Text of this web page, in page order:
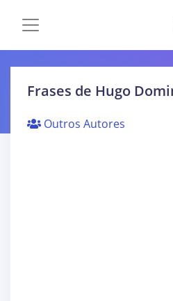
Frases de Hugo
Outros Autores